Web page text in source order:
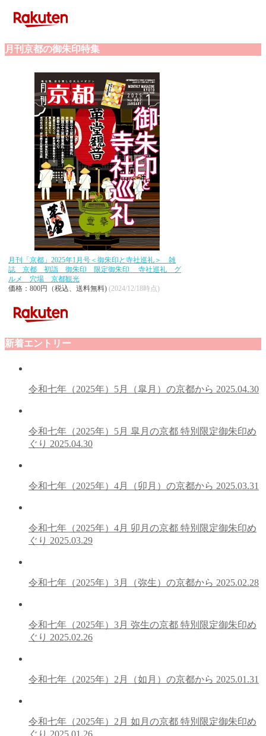
月刊京都の御朱印特集
月刊「京都」2025年1月号＜御朱印と寺社巡礼＞ 雑
誌 京都 初詣 御朱印 限定御朱印 寺社巡礼 グ
ルメ 穴場 京都観光
価格：800円（税込、送料無料) (2024/12/18時点)
新着エントリー
令和七年（2025年）5月（皐月）の京都から 2025.04.30
令和七年（2025年）5月 皐月の京都 特別限定御朱印め
ぐり 2025.04.30
令和七年（2025年）4月（卯月）の京都から 2025.03.31
令和七年（2025年）4月 卯月の京都 特別限定御朱印め
ぐり 2025.03.29
令和七年（2025年）3月（弥生）の京都から 2025.02.28
令和七年（2025年）3月 弥生の京都 特別限定御朱印め
ぐり 2025.02.26
令和七年（2025年）2月（如月）の京都から 2025.01.31
令和七年（2025年）2月 如月の京都 特別限定御朱印め
ぐり 2025.01.26